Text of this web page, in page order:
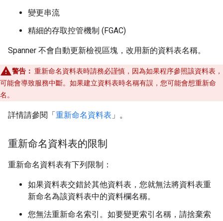
變更串流
精細的存取控管機制 (FGAC)
Spanner 不會自動更新檢視區塊，改用新的資料表名稱。
警告： 重新命名資料表時請務必謹慎，因為如果程序參照該資料表，
可能會導致服務中斷。如果建立資料表時名稱有誤，您可能會想重新命
名。
詳情請參閱「重新命名資料表 」。
重新命名資料表的限制
重新命名資料表有下列限制：
如果資料表交錯於其他資料表，您就無法將資料表重
新命名為該資料表中的資料欄名稱。
您無法重新命名索引。如要變更索引名稱，請捨棄索